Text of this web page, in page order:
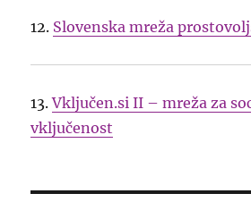
12. Slovenska mreža
13.Vključen.si II – mreža za
vključenost